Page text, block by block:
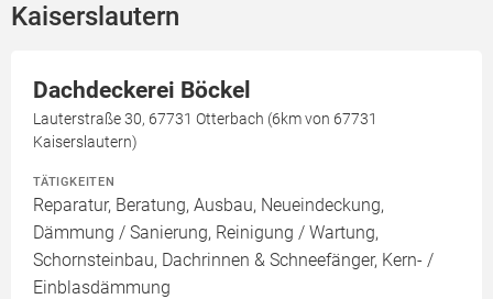
Kaiserslautern
Dachdeckerei Böckel
Lauterstraße 30, 67731 Otterbach (6km von 67731
Kaiserslautern)
TÄTIGKEITEN
Reparatur, Beratung, Ausbau, Neueindeckung,
Dämmung / Sanierung, Reinigung / Wartung,
Schornsteinbau, Dachrinnen & Schneefänger, Kern- /
Einblasdämmung